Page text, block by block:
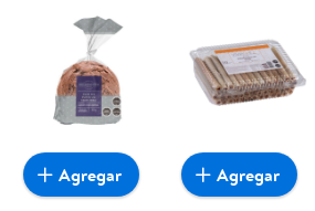
Agregar Agregar